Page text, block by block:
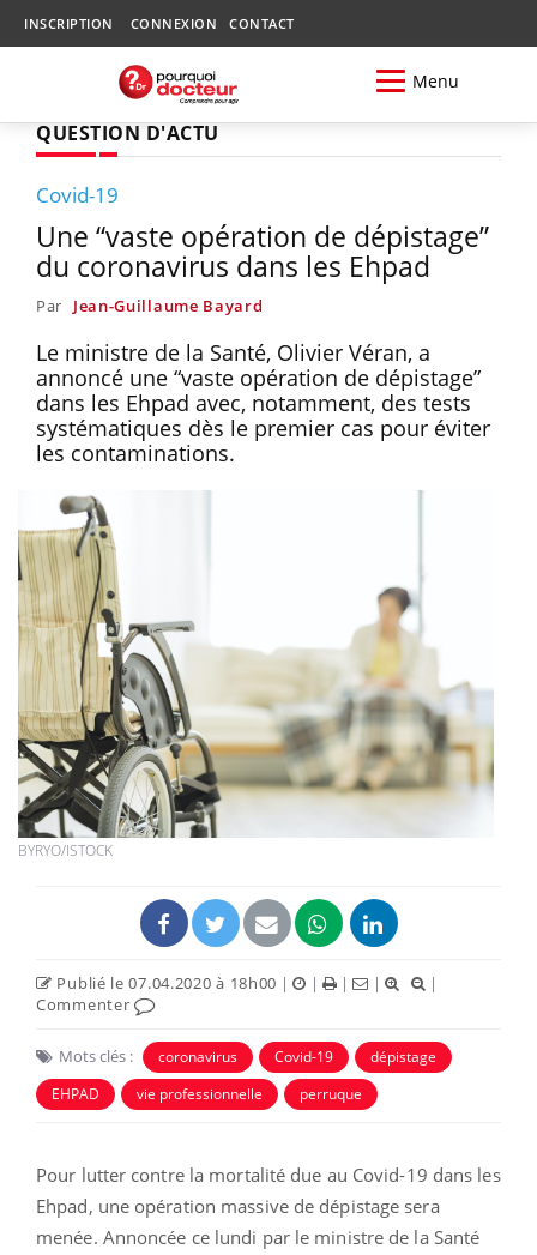
INSCRIPTION CONNEXION CONTACT
Menu
QUESTION D'ACTU
Covid-19
Une “vaste opération de dépistage”
du coronavirus dans les Ehpad
Par Jean-Guillaume Bayard
Le ministre de la Santé, Olivier Véran, a
annoncé une “vaste opération de dépistage”
dans les Ehpad avec, notamment, des tests
systématiques dès le premier cas pour éviter
les contaminations.
BYRYO/ISTOCK
Publié le 07.04.2020 à 18h00 | | | |
|
Commenter
Mots clés : coronavirus Covid-19
dépistage
EHPAD
vie professionnelle perruque
Pour lutter contre la mortalité due au Covid-19 dans les
Ehpad, une opération massive de dépistage sera
menée. Annoncée ce lundi par le ministre de la Santé